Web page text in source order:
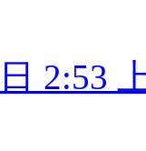
2:53